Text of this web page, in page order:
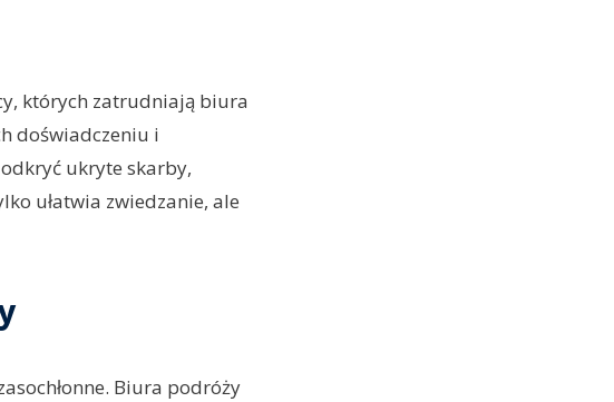
których zatrudniają biura
doświadczeniu i
ukryte skarby,
ułatwia zwiedzanie, ale
Biura podróży